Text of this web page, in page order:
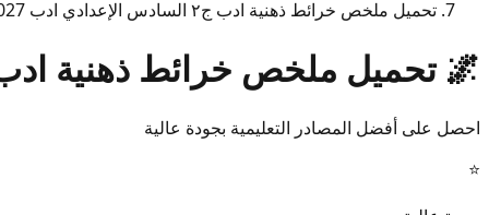
تحميل ملخص خرائط ذهنية ادب ج٢ السادس الإعدادي ادب 2027
🌌 تحميل ملخص خرائط ذهنية ادب ج٢ السادس الإعدادي
احصل على أفضل المصادر التعليمية بجودة عالية
⭐